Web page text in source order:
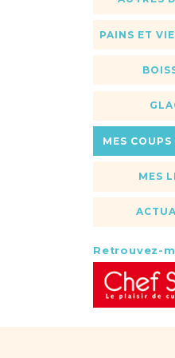
PAINS ET
MES COUPS
MES
Retrouvez-